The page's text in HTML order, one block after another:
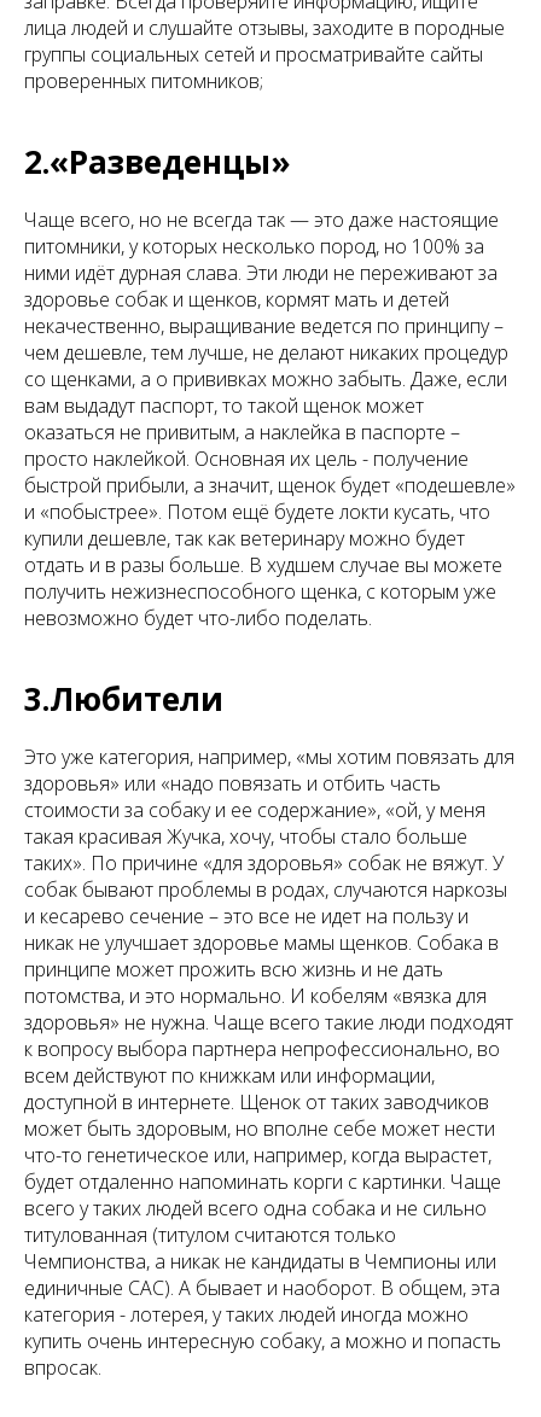
лица людей и слушайте отзывы, заходите в породные
группы социальных сетей и просматривайте сайты
проверенных питомников;
2.«Разведенцы»
Чаще всего, но не всегда так — это даже настоящие
питомники, у которых несколько пород, но 100% за
ними идёт дурная слава. Эти люди не переживают за
здоровье собак и щенков, кормят мать и детей
некачественно, выращивание ведется по принципу –
чем дешевле, тем лучше, не делают никаких процедур
со щенками, а о прививках можно забыть. Даже, если
вам выдадут паспорт, то такой щенок может
оказаться не привитым, а наклейка в паспорте –
просто наклейкой. Основная их цель - получение
быстрой прибыли, а значит, щенок будет «подешевле»
и «побыстрее». Потом ещё будете локти кусать, что
купили дешевле, так как ветеринару можно будет
отдать и в разы больше. В худшем случае вы можете
получить нежизнеспособного щенка, с которым уже
невозможно будет что-либо поделать.
3.Любители
Это уже категория, например, «мы хотим повязать для
здоровья» или «надо повязать и отбить часть
стоимости за собаку и ее содержание», «ой, у меня
такая красивая Жучка, хочу, чтобы стало больше
таких». По причине «для здоровья» собак не вяжут. У
собак бывают проблемы в родах, случаются наркозы
и кесарево сечение – это все не идет на пользу и
никак не улучшает здоровье мамы щенков. Собака в
принципе может прожить всю жизнь и не дать
потомства, и это нормально. И кобелям «вязка для
здоровья» не нужна. Чаще всего такие люди подходят
к вопросу выбора партнера непрофессионально, во
всем действуют по книжкам или информации,
доступной в интернете. Щенок от таких заводчиков
может быть здоровым, но вполне себе может нести
что-то генетическое или, например, когда вырастет,
будет отдаленно напоминать корги с картинки. Чаще
всего у таких людей всего одна собака и не сильно
титулованная (титулом считаются только
Чемпионства, а никак не кандидаты в Чемпионы или
единичные САС). А бывает и наоборот. В общем, эта
категория - лотерея, у таких людей иногда можно
купить очень интересную собаку, а можно и попасть
впросак.